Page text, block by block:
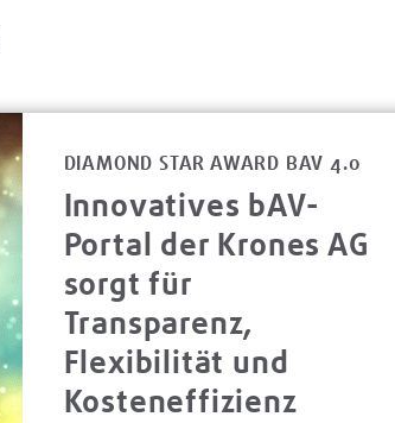
DIAMOND STAR AWARD BAV 4.0
Innovatives bAV-
Portal der Krones AG
sorgt für
Transparenz,
Flexibilität und
Kosteneffizienz